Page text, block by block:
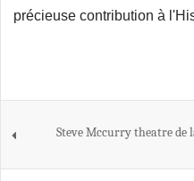
précieuse contribution à
Steve Mccurry theatre de